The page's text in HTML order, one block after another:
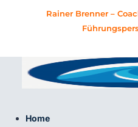
Rainer Brenner –
Home